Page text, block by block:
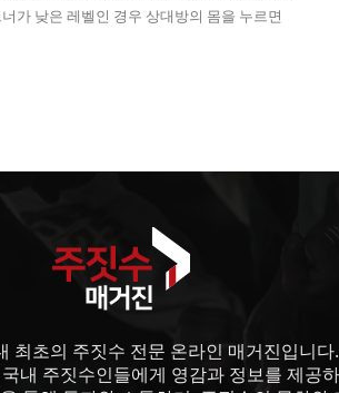
가 낮은 레벨인 경우 상대방의 몸을 누르면
최초의 주짓수 전문 온라인 매거진입니
내 주짓수인들에게 영감과 정보를 제공